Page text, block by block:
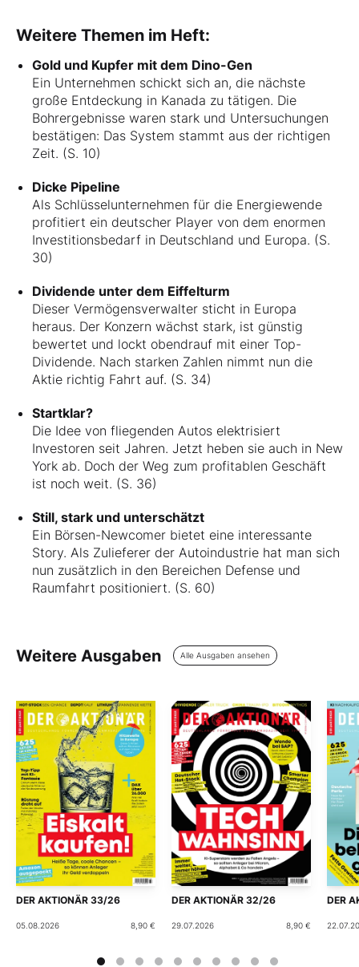
Weitere Themen im Heft:
Gold und Kupfer mit dem Dino-Gen
Ein Unternehmen schickt sich an, die nächste
große Entdeckung in Kanada zu tätigen. Die
Bohrergebnisse waren stark und Untersuchungen
bestätigen: Das System stammt aus der richtigen
Zeit. (S. 10)
Dicke Pipeline
Als Schlüsselunternehmen für die Energiewende
profitiert ein deutscher Player von dem enormen
Investitionsbedarf in Deutschland und Europa. (S.
30)
Dividende unter dem Eiffelturm
Dieser Vermögensverwalter sticht in Europa
heraus. Der Konzern wächst stark, ist günstig
bewertet und lockt obendrauf mit einer Top-
Dividende. Nach starken Zahlen nimmt nun die
Aktie richtig Fahrt auf. (S. 34)
Startklar?
Die Idee von fliegenden Autos elektrisiert
Investoren seit Jahren. Jetzt heben sie auch in New
York ab. Doch der Weg zum profitablen Geschäft
ist noch weit. (S. 36)
Still, stark und unterschätzt
Ein Börsen-Newcomer bietet eine interessante
Story. Als Zulieferer der Autoindustrie hat man sich
nun zusätzlich in den Bereichen Defense und
Raumfahrt positioniert. (S. 60)
Weitere Ausgaben Alle Ausgaben ansehen
DER AKTIONÄR 33/26
05.08.2026 8,90 €
DER AKTIONÄR 32/26
29.07.2026 8,90 €
DER